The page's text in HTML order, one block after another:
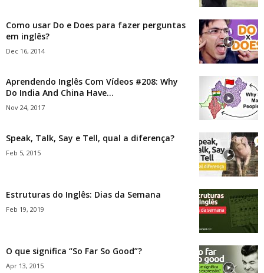
Como usar Do e Does para fazer perguntas
em inglês?
Dec 16, 2014
Aprendendo Inglês Com Vídeos #208: Why
Do India And China Have...
Nov 24, 2017
Speak, Talk, Say e Tell, qual a diferença?
Feb 5, 2015
Estruturas do Inglês: Dias da Semana
Feb 19, 2019
O que significa “So Far So Good”?
Apr 13, 2015